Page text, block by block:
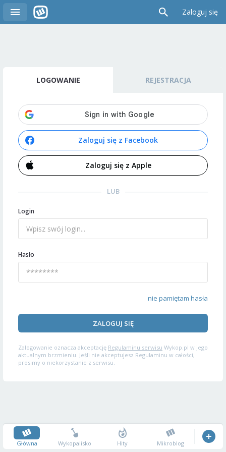
Zaloguj się
LOGOWANIE REJESTRACJA
Zaloguj się z Facebook
Zaloguj się z Apple
LUB
Login
Hasło
nie pamiętam hasła
ZALOGUJ SIĘ
Zalogowanie oznacza akceptację Regulaminu serwisu Wykop.pl w jego
aktualnym brzmieniu. Jeśli nie akceptujesz Regulaminu w całości,
prosimy o niekorzystanie z serwisu.
Główna Wykopalisko Hity Mikroblog